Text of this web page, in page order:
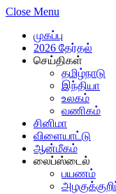
Close Menu
முகப்பு
2026 தேர்தல்
செய்திகள்
தமிழ்நாடு
இந்தியா
உலகம்
வணிகம்
சினிமா
விளையாட்டு
ஆன்மீகம்
லைப்ஸ்டைல்
பயணம்